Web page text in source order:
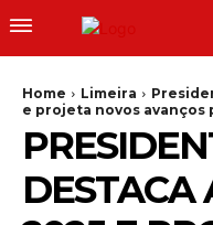
Home Limeira
e projeta novos avanços
DESTACA